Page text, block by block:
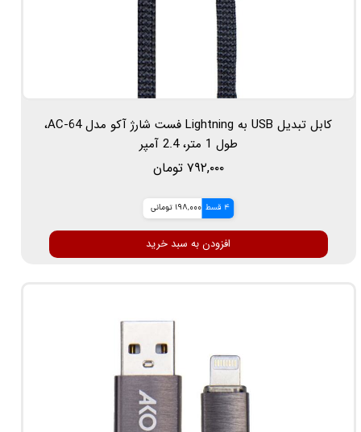
کابل تبدیل USB به Lightning فست شارژ آکو مدل AC-64،
طول 1 متر، 2.4 آمپر
۷۹۲,۰۰۰ تومان
4 قسط 198,000 تومانی
افزودن به سبد خرید